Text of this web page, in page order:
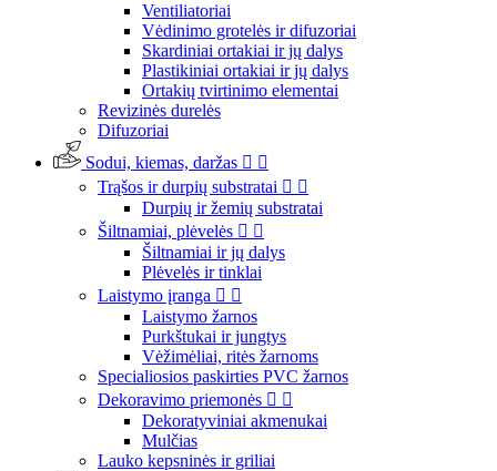
Ventiliatoriai
Vėdinimo grotelės ir difuzoriai
Skardiniai ortakiai ir jų dalys
Plastikiniai ortakiai ir jų dalys
Ortakių tvirtinimo elementai
Revizinės durelės
Difuzoriai
Sodui, kiemas, daržas  
Trąšos ir durpių substratai  
Durpių ir žemių substratai
Šiltnamiai, plėvelės  
Šiltnamiai ir jų dalys
Plėvelės ir tinklai
Laistymo įranga  
Laistymo žarnos
Purkštukai ir jungtys
Vėžimėliai, ritės žarnoms
Specialiosios paskirties PVC žarnos
Dekoravimo priemonės  
Dekoratyviniai akmenukai
Mulčias
Lauko kepsninės ir griliai